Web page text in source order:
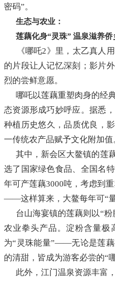
密码”。
生态与农业：
莲藕化身“灵珠” 温泉滋养侨
《哪吒2》里，太乙真人用
的片段让人记忆深刻；影片
烈的尝鲜意愿。
哪吒以莲藕重塑肉身的经
态资源形成巧妙呼应。据悉
种植历史悠久，品质优良，
一传统农产品赋予文化附加值
其中，新会区大鳌镇的莲
选了国家绿色食品、全国名
年可产莲藕3000吨，考虑到
——这样算来，大鳌每年可“量
台山海宴镇的莲藕则以“粉
农业拳头产品。淀粉含量极
为“灵珠能量”——无论是莲
的清甜，皆成为游客必尝的“
此外，江门温泉资源丰富